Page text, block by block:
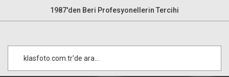
1987'den Beri Profesyonellerin Tercihi